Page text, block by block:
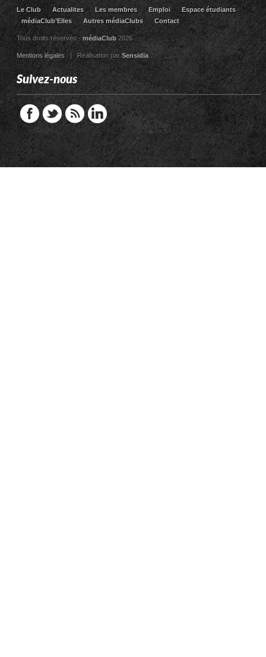
Le Club Actualites Les membres Emploi
Espace étudiants
médiaClub’Elles
Autres médiaClubs Contact
Tous droits réservés - médiaClub2026
Mentions légales| Réalisation par Sensidia
Suivez-nous